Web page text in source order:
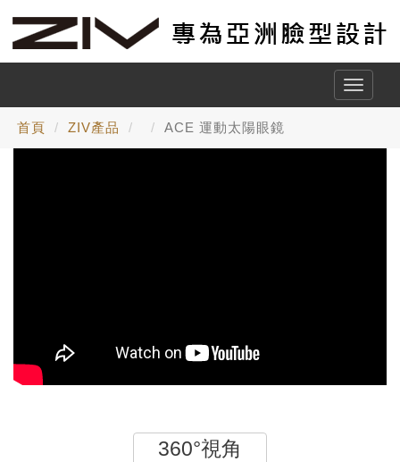
Toggle
首頁 ZIV產品 ACE 運動太陽眼鏡
360°視角